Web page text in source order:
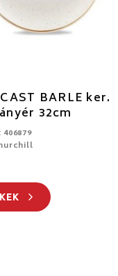
BARLE ker.
32cm